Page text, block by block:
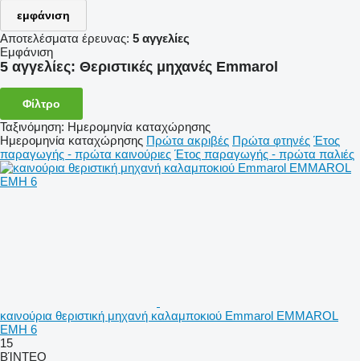
εμφάνιση
Αποτελέσματα έρευνας: 5 αγγελίες
Εμφάνιση
5 αγγελίες: Θεριστικές μηχανές Emmarol
Φίλτρο
Ταξινόμηση: Ημερομηνία καταχώρησης
Ημερομηνία καταχώρησης Πρώτα ακριβές Πρώτα φτηνές Έτος
παραγωγής - πρώτα καινούριες Έτος παραγωγής - πρώτα παλιές
καινούρια θεριστική μηχανή καλαμποκιού Emmarol EMMAROL
EMH 6
15
ΒΊΝΤΕΟ